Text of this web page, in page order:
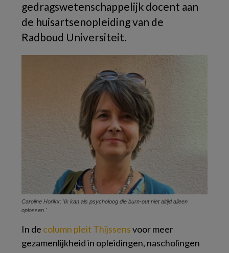
gedragswetenschappelijk docent aan
de huisartsenopleiding van de
Radboud Universiteit.
Caroline Horikx: 'Ik kan als psycholoog die burn-out niet altijd alleen
oplossen.'
In de column pleit Thijssensvoor meer
gezamenlijkheid in opleidingen, nascholingen